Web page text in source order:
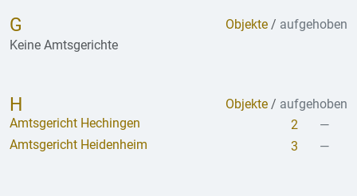
G Objekte / aufgehoben
Keine Amtsgerichte
H Objekte / aufgehoben
Amtsgericht Hechingen
2
—
Amtsgericht Heidenheim
3 —